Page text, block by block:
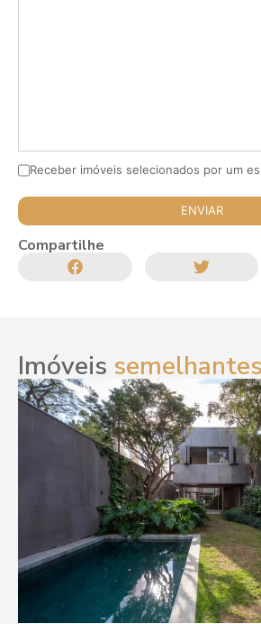
Receber imóveis selecionados por um
Compartilhe
Imóveis semelhantes